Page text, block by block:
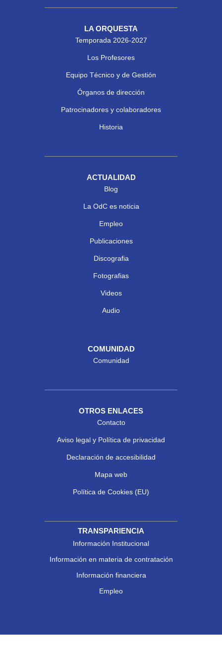
LA ORQUESTA
Temporada 2026-2027
Los Profesores
Equipo Técnico y de Gestión
Órganos de dirección
Patrocinadores y colaboradores
Historia
ACTUALIDAD
Blog
La OdC es noticia
Empleo
Publicaciones
Discografia
Fotografias
Videos
Audio
COMUNIDAD
Comunidad
OTROS ENLACES
Contacto
Aviso legal y Política de privacidad
Declaración de accesibilidad
Mapa web
Política de Cookies (EU)
TRANSPARIENCIA
Información Institucional
Información en materia de contratación
Información financiera
Empleo